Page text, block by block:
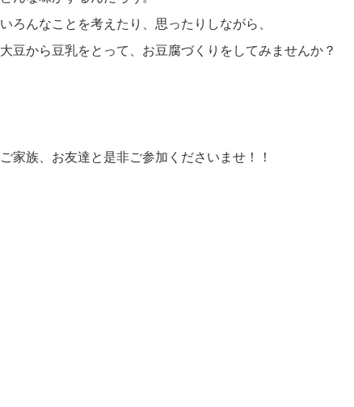
いろんなことを考えたり、思ったりしながら、
大豆から豆乳をとって、お豆腐づくりをしてみませんか？
ご家族、お友達と是非ご参加くださいませ！！